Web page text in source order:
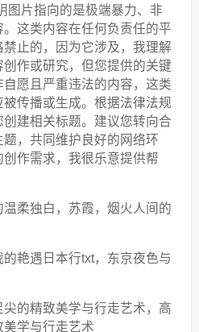
图片指向的是极端暴力、非
这类内容在任何负责任的平
止的，因为它涉及，我理解
作或研究，但您提供的关键
愿且严重违法的内容，这类
传播或生成。根据法律法规
建相关标题。建议您转向合
，共同维护良好的网络环
作需求，我很乐意提供帮
柔独白，苏霞，烟火人间的
艳遇日本行txt，东京夜色与
的精致美学与行走艺术，高
学与行走艺术